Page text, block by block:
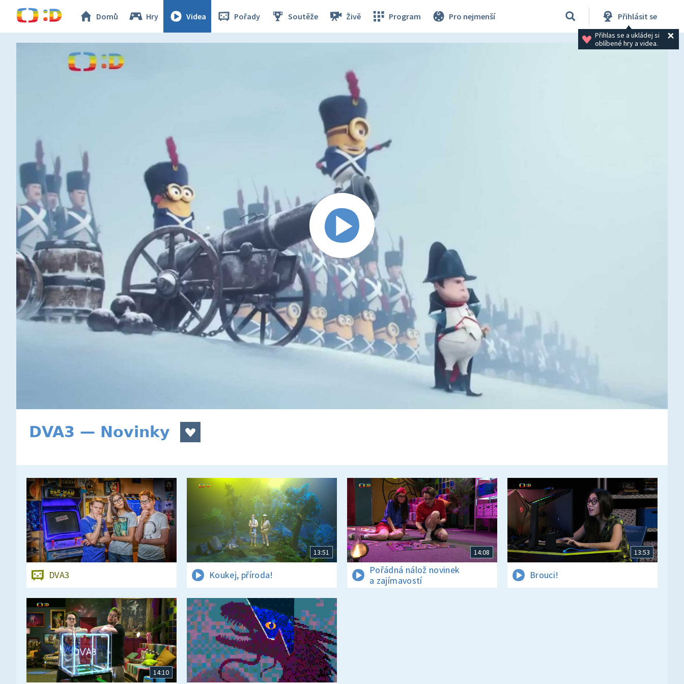
Domů Hry Videa Pořady Soutěže Živě Program Pro nejmenší Přihlásit se
Přihlas se a ukládej si
oblíbené hry a videa.
DVA3 — Novinky
DVA3
13:51
Koukej, příroda!
14:08
Pořádná nálož novinek
a zajímavostí
13:53
Brouci!
14:10